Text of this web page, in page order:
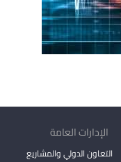
الإدارات العامة
التعاون الدولي والمشاريع